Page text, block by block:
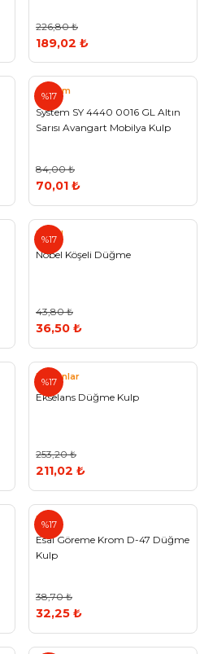
226,80 ₺
189,02 ₺
%17
System
System SY 4440 0016 GL Altın
Sarısı Avangart Mobilya Kulp
84,00 ₺
70,01 ₺
%17
Nobel
Nobel Köşeli Düğme
43,80 ₺
36,50 ₺
%17
Doğanlar
Ekselans Düğme Kulp
253,20 ₺
211,02 ₺
%17
Esal
Esal Göreme Krom D-47 Düğme
Kulp
38,70 ₺
32,25 ₺